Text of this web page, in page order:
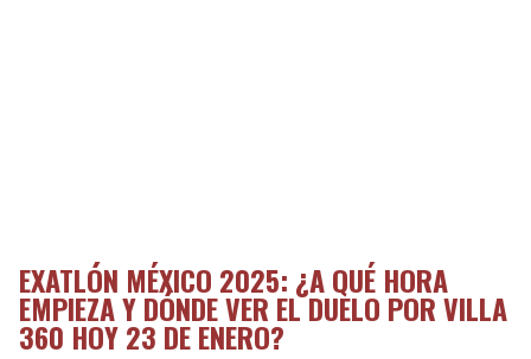
EXATLÓN MÉXICO 2025: ¿A QUÉ HORA
EMPIEZA Y DÓNDE VER EL DUELO POR VILLA
360 HOY 23 DE ENERO?